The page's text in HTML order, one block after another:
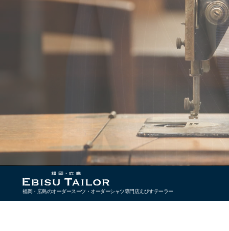
福岡・広島のオーダースーツ・オーダーシャツ専門店えびすテーラー